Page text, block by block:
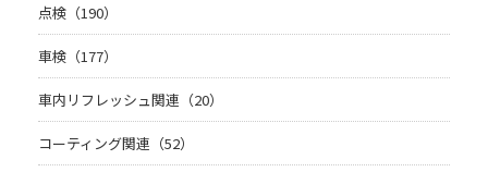
点検（190）
車検（177）
車内リフレッシュ関連（20）
コーティング関連（52）